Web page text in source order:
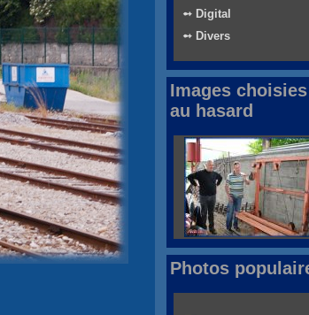
➻ Digital
➻ Divers
Images choisies
au hasard
Photos